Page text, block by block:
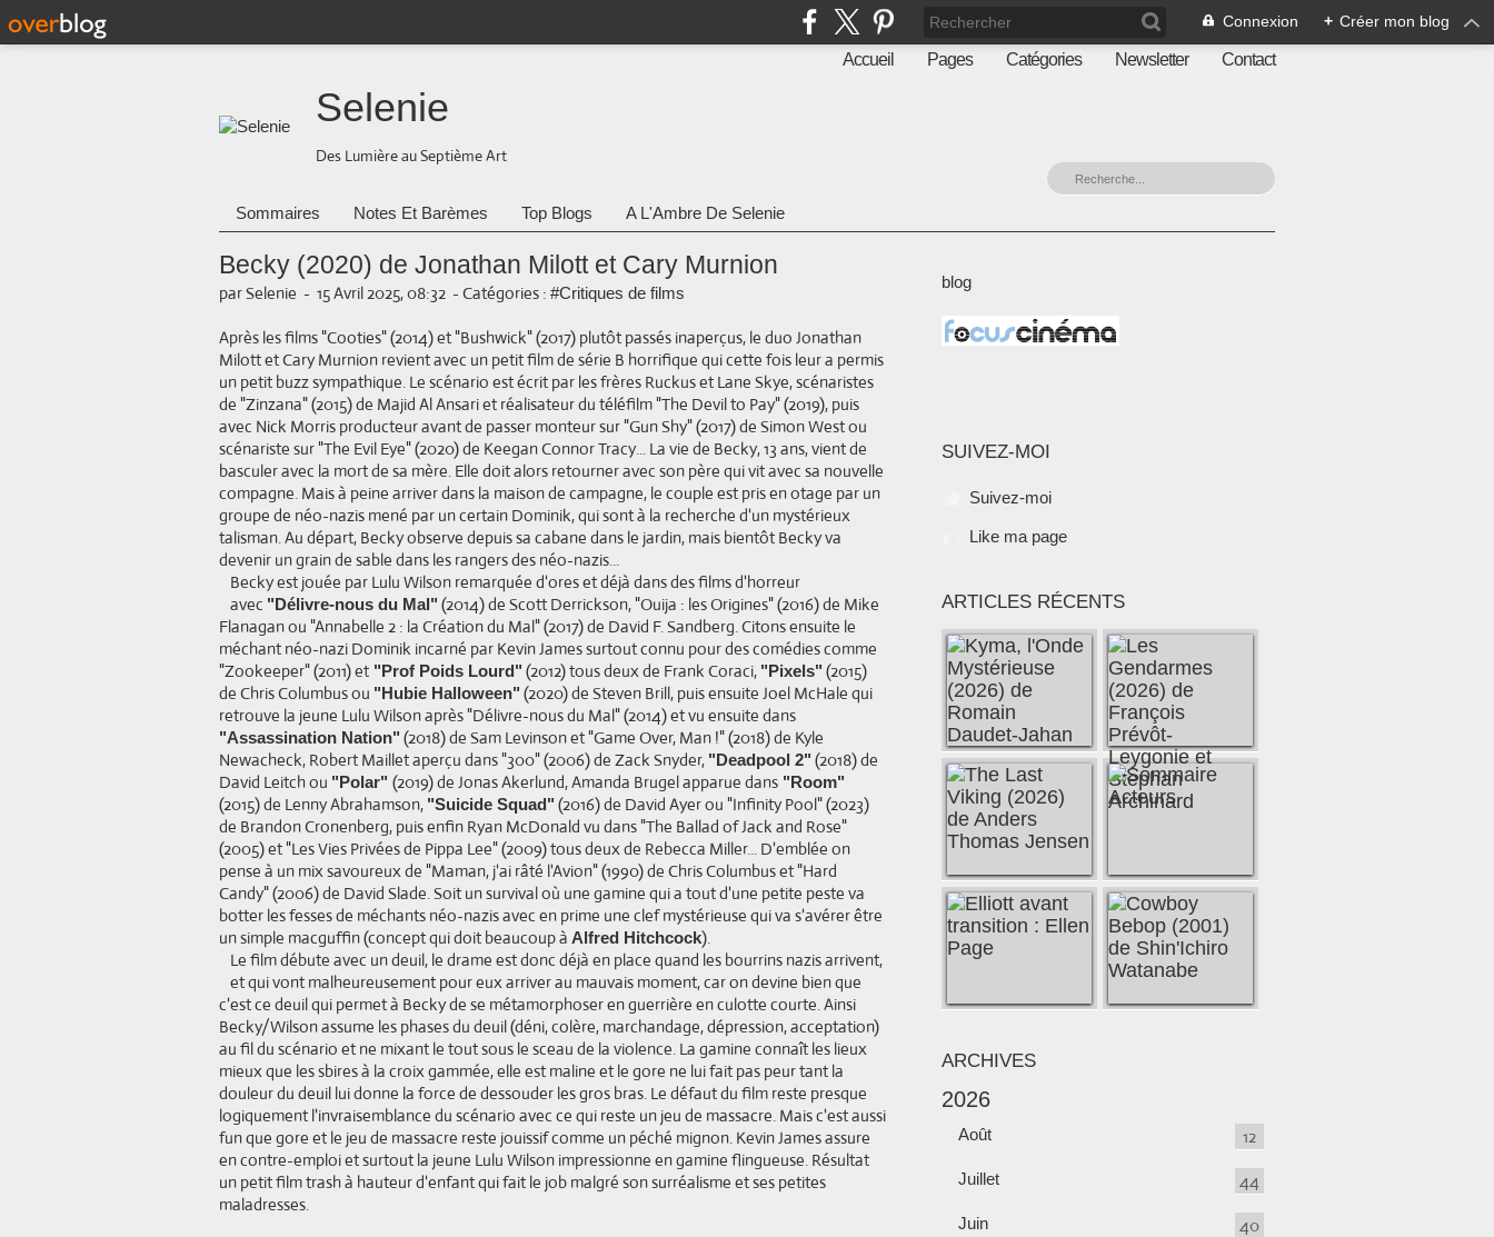
Connexion + Créer mon blog
Accueil Pages Catégories Newsletter Contact
Selenie
Des Lumière au Septième Art
Sommaires Notes Et Barèmes Top Blogs A L'Ambre De Selenie
Becky (2020) de Jonathan Milott et Cary Murnion
par Selenie - 15 Avril 2025, 08:32 - Catégories : #Critiques de films
Après les films "Cooties" (2014) et "Bushwick" (2017) plutôt passés inaperçus, le duo Jonathan
Milott et Cary Murnion revient avec un petit film de série B horrifique qui cette fois leur a permis
un petit buzz sympathique. Le scénario est écrit par les frères Ruckus et Lane Skye, scénaristes
de "Zinzana" (2015) de Majid Al Ansari et réalisateur du téléfilm "The Devil to Pay" (2019), puis
avec Nick Morris producteur avant de passer monteur sur "Gun Shy" (2017) de Simon West ou
scénariste sur "The Evil Eye" (2020) de Keegan Connor Tracy... La vie de Becky, 13 ans, vient de
basculer avec la mort de sa mère. Elle doit alors retourner avec son père qui vit avec sa nouvelle
compagne. Mais à peine arriver dans la maison de campagne, le couple est pris en otage par un
groupe de néo-nazis mené par un certain Dominik, qui sont à la recherche d'un mystérieux
talisman. Au départ, Becky observe depuis sa cabane dans le jardin, mais bientôt Becky va
devenir un grain de sable dans les rangers des néo-nazis...
Becky est jouée par Lulu Wilson remarquée d'ores et déjà dans des films d'horreur
avec "Délivre-nous du Mal" (2014) de Scott Derrickson, "Ouija : les Origines" (2016) de Mike
Flanagan ou "Annabelle 2 : la Création du Mal" (2017) de David F. Sandberg. Citons ensuite le
méchant néo-nazi Dominik incarné par Kevin James surtout connu pour des comédies comme
"Zookeeper" (2011) et "Prof Poids Lourd" (2012) tous deux de Frank Coraci, "Pixels" (2015)
de Chris Columbus ou "Hubie Halloween" (2020) de Steven Brill, puis ensuite Joel McHale qui
retrouve la jeune Lulu Wilson après "Délivre-nous du Mal" (2014) et vu ensuite dans
"Assassination Nation" (2018) de Sam Levinson et "Game Over, Man !" (2018) de Kyle
Newacheck, Robert Maillet aperçu dans "300" (2006) de Zack Snyder, "Deadpool 2" (2018) de
David Leitch ou "Polar" (2019) de Jonas Akerlund, Amanda Brugel apparue dans "Room"
(2015) de Lenny Abrahamson, "Suicide Squad" (2016) de David Ayer ou "Infinity Pool" (2023)
de Brandon Cronenberg, puis enfin Ryan McDonald vu dans "The Ballad of Jack and Rose"
(2005) et "Les Vies Privées de Pippa Lee" (2009) tous deux de Rebecca Miller... D'emblée on
pense à un mix savoureux de "Maman, j'ai râté l'Avion" (1990) de Chris Columbus et "Hard
Candy" (2006) de David Slade. Soit un survival où une gamine qui a tout d'une petite peste va
botter les fesses de méchants néo-nazis avec en prime une clef mystérieuse qui va s'avérer être
un simple macguffin (concept qui doit beaucoup à Alfred Hitchcock).
Le film débute avec un deuil, le drame est donc déjà en place quand les bourrins nazis arrivent,
et qui vont malheureusement pour eux arriver au mauvais moment, car on devine bien que
c'est ce deuil qui permet à Becky de se métamorphoser en guerrière en culotte courte. Ainsi
Becky/Wilson assume les phases du deuil (déni, colère, marchandage, dépression, acceptation)
au fil du scénario et ne mixant le tout sous le sceau de la violence. La gamine connaît les lieux
mieux que les sbires à la croix gammée, elle est maline et le gore ne lui fait pas peur tant la
douleur du deuil lui donne la force de dessouder les gros bras. Le défaut du film reste presque
logiquement l'invraisemblance du scénario avec ce qui reste un jeu de massacre. Mais c'est aussi
fun que gore et le jeu de massacre reste jouissif comme un péché mignon. Kevin James assure
en contre-emploi et surtout la jeune Lulu Wilson impressionne en gamine flingueuse. Résultat
un petit film trash à hauteur d'enfant qui fait le job malgré son surréalisme et ses petites
maladresses.
blog
SUIVEZ-MOI
Suivez-moi
Like ma page
ARTICLES RÉCENTS
ARCHIVES
2026
Août 12
Juillet 44
Juin 40